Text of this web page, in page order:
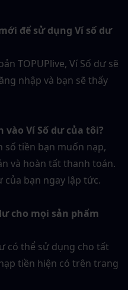
để sử dụng Ví số dư
TOPUPlive, Ví Số dư sẽ
nhập và bạn sẽ thấy
vào Ví Số dư của tôi?
số tiền bạn muốn nạp,
và hoàn tất thanh toán.
của bạn ngay lập tức.
cho mọi sản phẩm
có thể sử dụng cho tất
tiền hiện có trên trang